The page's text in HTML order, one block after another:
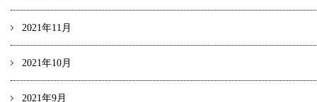
2021年11月
2021年10月
2021年9月